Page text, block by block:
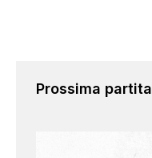
Prossima partita